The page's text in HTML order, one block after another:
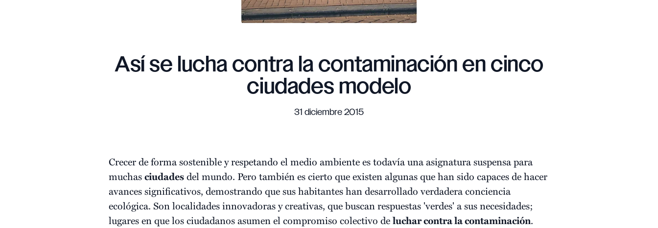
Así se lucha contra la contaminación en cinco
ciudades modelo
31 diciembre 2015
Crecer de forma sostenible y respetando el medio ambiente es todavía una asignatura suspensa para
muchasciudadesdel mundo. Pero también es cierto que existen algunas que han sido capaces de hacer
avances significativos, demostrando que sus habitantes han desarrollado verdadera conciencia
ecológica. Son localidades innovadoras y creativas, que buscan respuestas 'verdes' a sus necesidades;
lugares en que los ciudadanos asumen el compromiso colectivo deluchar contra la contaminación.